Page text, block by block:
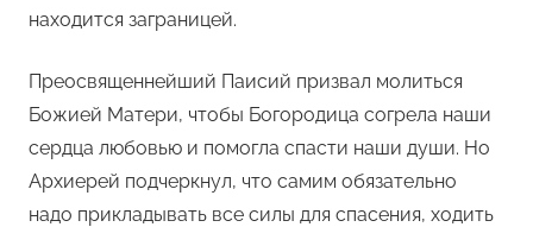
находится заграницей.
Преосвященнейший Паисий призвал молиться
Божией Матери, чтобы Богородица согрела наши
сердца любовью и помогла спасти наши души. Но
Архиерей подчеркнул, что самим обязательно
надо прикладывать все силы для спасения, ходить